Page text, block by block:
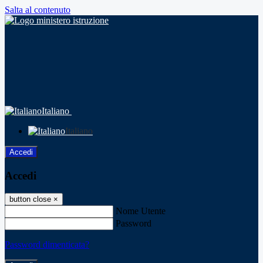
Salta al contenuto
Italiano
Italiano
Accedi
Accedi
button close ×
Nome Utente
Password
Password dimenticata?